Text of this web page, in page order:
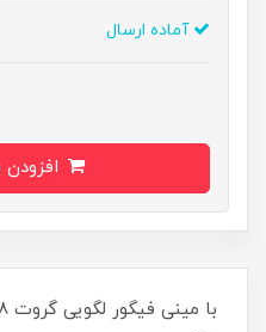
آماده ارسال